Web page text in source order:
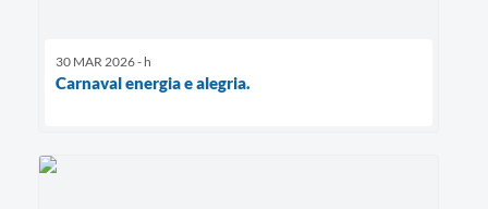
30 MAR 2026 - h
Carnaval energia e alegria.